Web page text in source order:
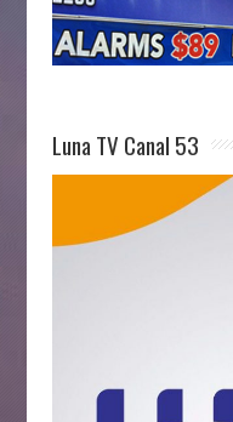
Luna TV Canal 53